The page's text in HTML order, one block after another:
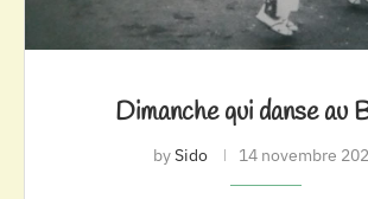
Dimanche qui danse au
bySido 14 novembre